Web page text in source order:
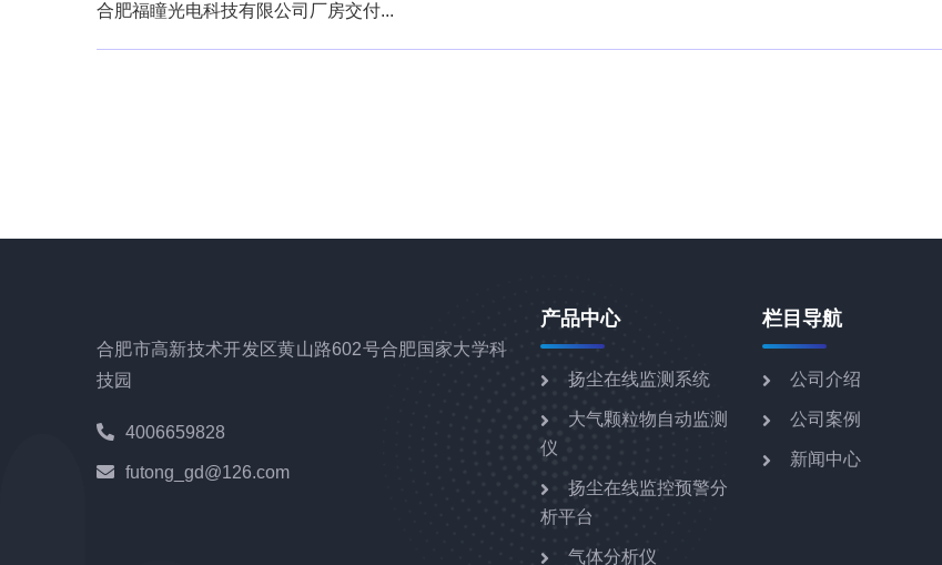
合肥福瞳光电科技有限公司厂房交付...
合肥市高新技术开发区黄山路602号合肥国家大学科
技园
4006659828
futong_gd@126.com
产品中心
扬尘在线监测系统
大气颗粒物自动监测
仪
扬尘在线监控预警分
析平台
气体分析仪
栏目导航
公司介绍
公司案例
新闻中心